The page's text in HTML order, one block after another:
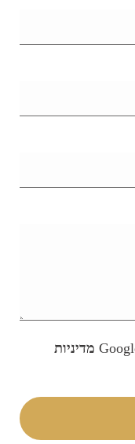
מדיניות